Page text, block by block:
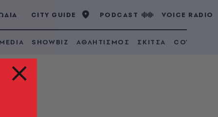
CITY GUIDE PODCAST VOICE RADIO
SHOWBIZ ΑΘΛΗΤΙΣΜΟΣ ΣΚΙΤΣΑ COVID 19